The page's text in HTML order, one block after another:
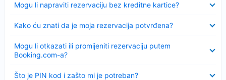
Mogu li napraviti rezervaciju bez kreditne kartice?
Kako ću znati da je moja rezervacija potvrđena?
Mogu li otkazati ili promijeniti rezervaciju putem
Booking.com-a?
Što je PIN kod i zašto mi je potreban?
Sažeto